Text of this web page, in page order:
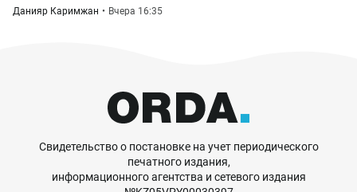
Данияр Каримжан Вчера 16:35
Свидетельство о постановке на учет периодического
печатного издания,
информационного агентства и сетевого издания